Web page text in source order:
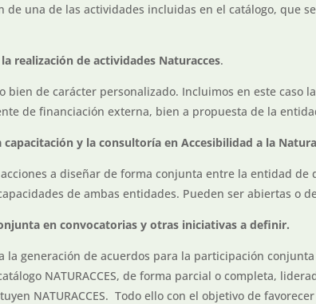
de una de las actividades incluidas en el catálogo, que
realización de actividades Naturacces.
bien de carácter personalizado. Incluimos en este caso
de financiación externa, bien a propuesta de la
y la consultoría en Accesibilidad a la
a diseñar de forma conjunta entre la entidad de
de ambas entidades. Pueden ser abiertas o
en convocatorias y otras iniciativas a definir.
la generación de acuerdos para la participación
NATURACCES, de forma parcial o completa,
NATURACCES. Todo ello con el objetivo de